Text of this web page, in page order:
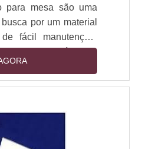
para mesa são uma
por um material
fácil manutenção.
em acrílico de
durabilidade e
disso, são leves e
conferências e
está procurando por
mesa, não deixe de